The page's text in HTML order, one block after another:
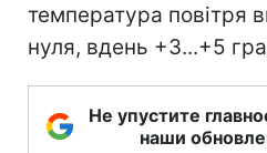
температура повітря
нуля, вдень +3...+5
Не упустите
наши